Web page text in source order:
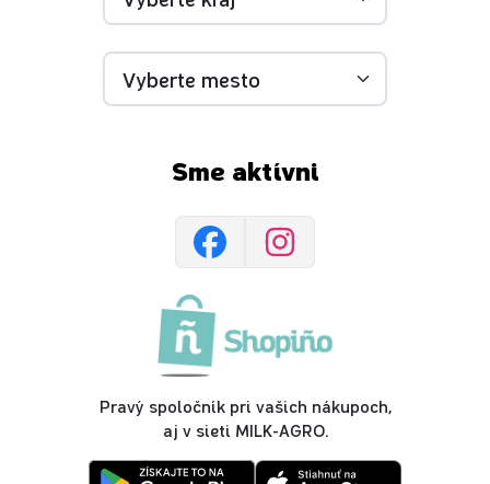
Sme aktívni
Pravý spoločník pri vašich nákupoch,
aj v sieti MILK-AGRO.